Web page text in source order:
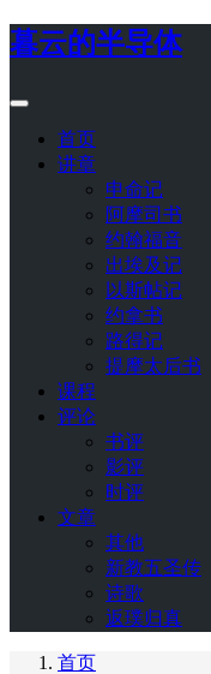
暮云的半导体
首页
讲章
申命记
阿摩司书
约翰福音
出埃及记
以斯帖记
约拿书
路得记
提摩太后书
课程
评论
书评
影评
时评
文章
其他
新教五圣传
诗歌
返璞归真
首页